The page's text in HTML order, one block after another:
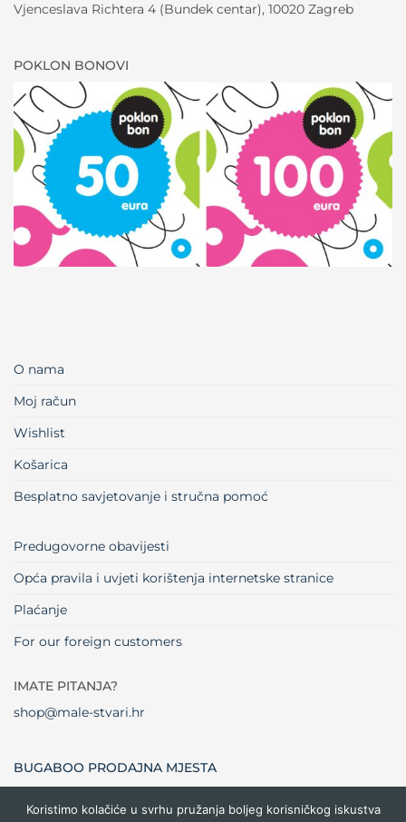
Vjenceslava Richtera 4 (Bundek centar), 10020 Zagreb
POKLON BONOVI
O nama
Moj račun
Wishlist
Košarica
Besplatno savjetovanje i stručna pomoć
Predugovorne obavijesti
Opća pravila i uvjeti korištenja internetske stranice
Plaćanje
For our foreign customers
IMATE PITANJA?
shop@male-stvari.hr
BUGABOO PRODAJNA MJESTA
Koristimo kolačiće u svrhu pružanja boljeg korisničkog iskustva